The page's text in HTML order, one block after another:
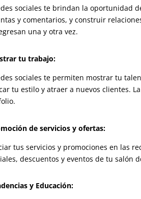
sociales te brindan la oportunidad
y comentarios, y construir
una y otra vez.
tu trabajo:
sociales te permiten mostrar tu
tu estilo y atraer a nuevos clientes.
de servicios y ofertas:
tus servicios y promociones en las
descuentos y eventos de tu salón
y Educación: